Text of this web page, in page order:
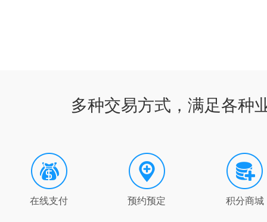
多种交易方式，满足各种
在线支付 预约预定 积分商城